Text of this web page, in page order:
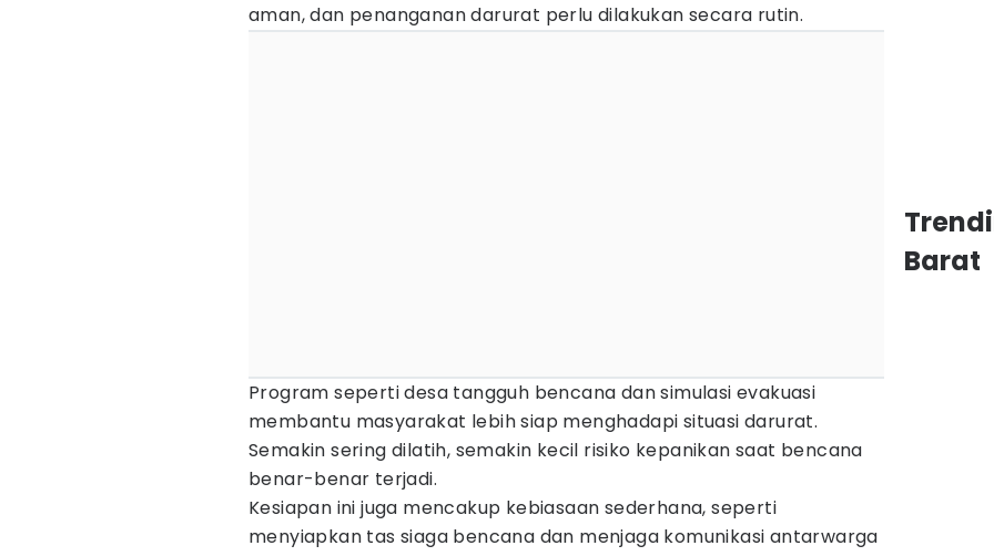
aman, dan penanganan darurat perlu dilakukan secara rutin.
Program seperti desa tangguh bencana dan simulasi evakuasi
membantu masyarakat lebih siap menghadapi situasi darurat.
Semakin sering dilatih, semakin kecil risiko kepanikan saat bencana
benar-benar terjadi.
Kesiapan ini juga mencakup kebiasaan sederhana, seperti
menyiapkan tas siaga bencana dan menjaga komunikasi antarwarga
Barat